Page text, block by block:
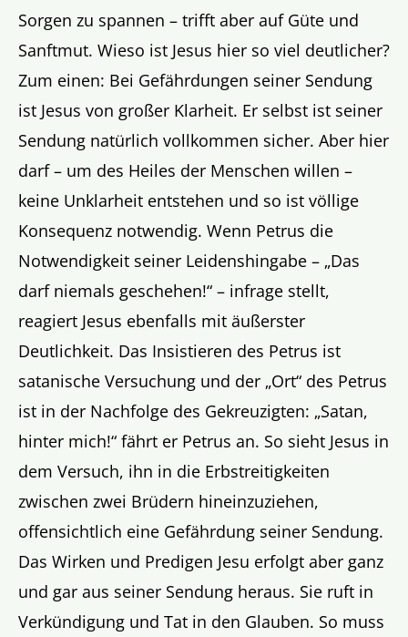
Sorgen zu spannen – trifft aber auf Güte und
Sanftmut. Wieso ist Jesus hier so viel deutlicher?
Zum einen: Bei Gefährdungen seiner Sendung
ist Jesus von großer Klarheit. Er selbst ist seiner
Sendung natürlich vollkommen sicher. Aber hier
darf – um des Heiles der Menschen willen –
keine Unklarheit entstehen und so ist völlige
Konsequenz notwendig. Wenn Petrus die
Notwendigkeit seiner Leidenshingabe – „Das
darf niemals geschehen!“ – infrage stellt,
reagiert Jesus ebenfalls mit äußerster
Deutlichkeit. Das Insistieren des Petrus ist
satanische Versuchung und der „Ort“ des Petrus
ist in der Nachfolge des Gekreuzigten: „Satan,
hinter mich!“ fährt er Petrus an. So sieht Jesus in
dem Versuch, ihn in die Erbstreitigkeiten
zwischen zwei Brüdern hineinzuziehen,
offensichtlich eine Gefährdung seiner Sendung.
Das Wirken und Predigen Jesu erfolgt aber ganz
und gar aus seiner Sendung heraus. Sie ruft in
Verkündigung und Tat in den Glauben. So muss